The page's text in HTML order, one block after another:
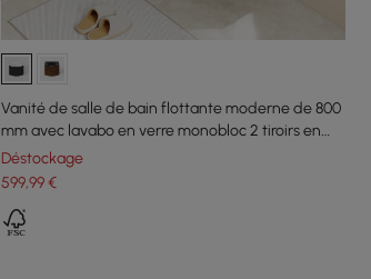
Vanité de salle de bain flottante moderne de 800
mm avec lavabo en verre monobloc 2 tiroirs en
noir
Déstockage
599,99€